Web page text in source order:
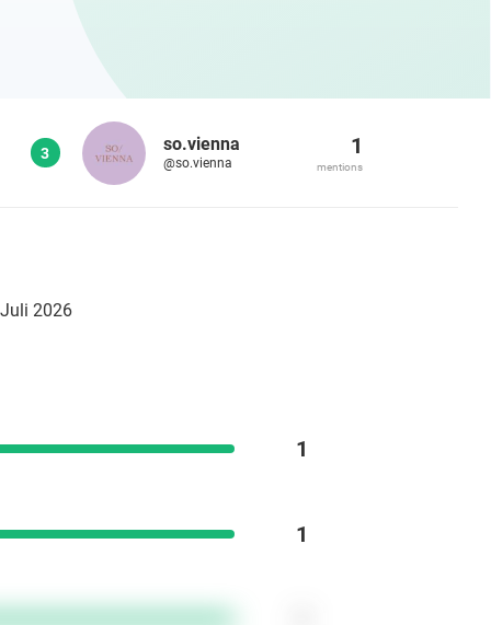
3 so.vienna
@so.vienna
1
mentions
2026
1
1